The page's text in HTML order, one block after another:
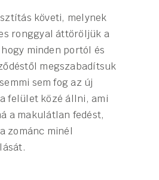
követi, melynek
ronggyal áttöröljük a
minden portól és
megszabadítsuk
sem fog az új
felület közé állni, ami
a makulátlan fedést,
zománc minél